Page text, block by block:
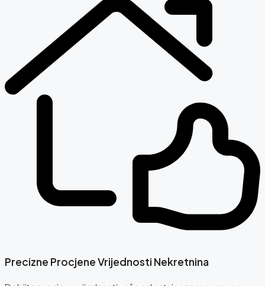
Precizne Procjene Vrijednosti Nekretnina